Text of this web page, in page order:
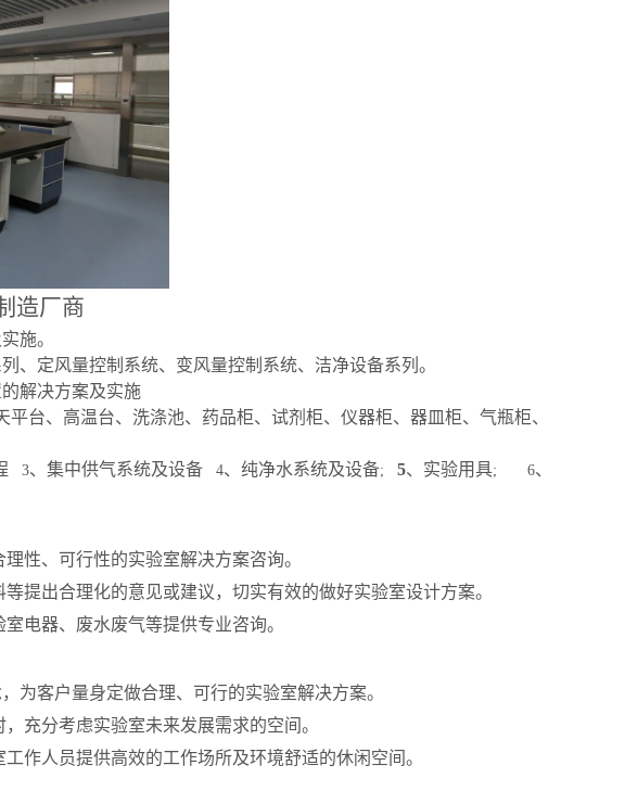
造厂商
施。
、定风量控制系统、变风量控制系统、洁净设备系列。
解决方案及实施
台、高温台、洗涤池、药品柜、试剂柜、仪器柜、器皿柜、气瓶柜、
3、集中供气系统及设备 4、纯净水系统及设备; 5、实验用具; 6、
性、可行性的实验室解决方案咨询。
提出合理化的意见或建议，切实有效的做好实验室设计方案。
电器、废水废气等提供专业咨询。
为客户量身定做合理、可行的实验室解决方案。
充分考虑实验室未来发展需求的空间。
作人员提供高效的工作场所及环境舒适的休闲空间。